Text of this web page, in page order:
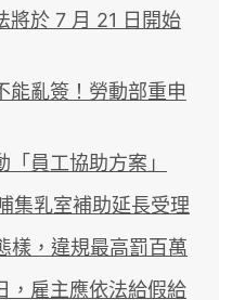
將於 7 月 21 日開始
能亂簽！勞動部重申
員工協助方案」
集乳室補助延長受理
樣，違規最高罰百萬
，雇主應依法給假給